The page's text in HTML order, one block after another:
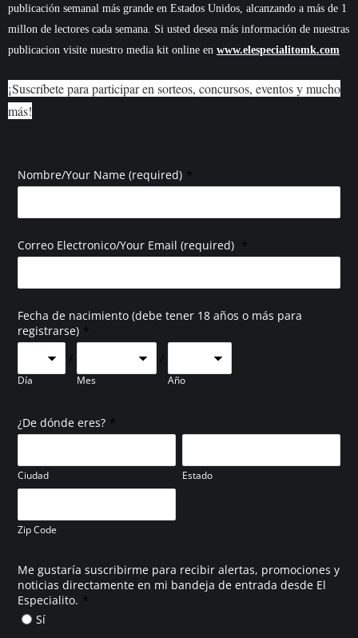
publicación semanal más grande en Estados Unidos, alcanzando a más de 1
millon de lectores cada semana. Si usted desea más información de nuestras
publicacion visite nuestro media kit online en www.elespecialitomk.com
¡Suscríbete para participar en sorteos, concursos, eventos y mucho
más!
Nombre/Your Name (required) *
Correo Electronico/Your Email (required) *
Fecha de nacimiento (debe tener 18 años o más para
registrarse) *
Día
/
Mes
/
Año
¿De dónde eres? *
Ciudad Estado
Zip Code
Me gustaría suscribirme para recibir alertas, promociones y
noticias directamente en mi bandeja de entrada desde El
Especialito. *
Sí